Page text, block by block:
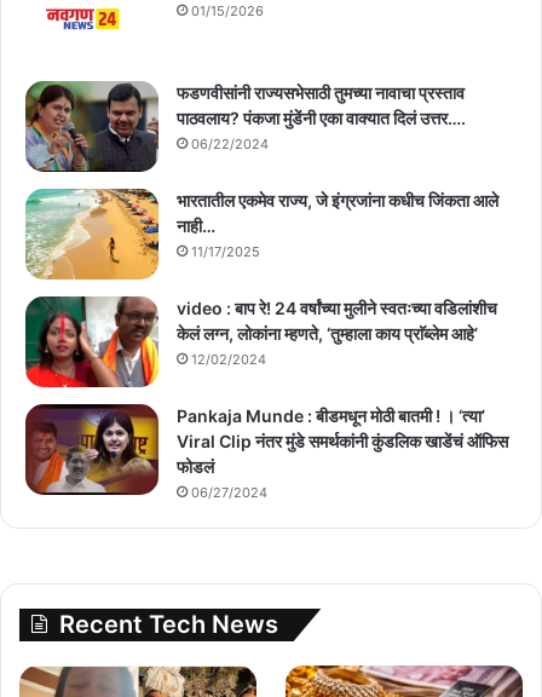
01/15/2026
फडणवीसांनी राज्यसभेसाठी तुमच्या नावाचा प्रस्ताव
पाठवलाय? पंकजा मुंडेंनी एका वाक्यात दिलं उत्तर….
06/22/2024
भारतातील एकमेव राज्य, जे इंग्रजांना कधीच जिंकता आले
नाही…
11/17/2025
video : बाप रे! 24 वर्षांच्या मुलीने स्वतःच्या वडिलांशीच
केलं लग्न, लोकांना म्हणते, ‘तुम्हाला काय प्राॅब्लेम आहे’
12/02/2024
Pankaja Munde : बीडमधून मोठी बातमी ! । ‘त्या’
Viral Clip नंतर मुंडे समर्थकांनी कुंडलिक खाडेंचं ऑफिस
फोडलं
06/27/2024
Recent Tech News